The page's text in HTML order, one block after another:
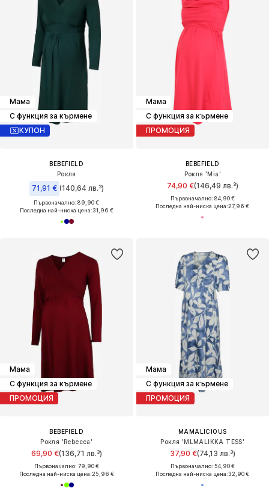
Мама
С функция за кърмене
КУПОН
BEBEFIELD
Рокля
71,91 € (140,64 лв.³)
Първоначално: 89,90 €
Последна най-ниска цена:31,96 €
Мама
С функция за кърмене
ПРОМОЦИЯ
BEBEFIELD
Рокля 'Mia'
74,90 €(146,49 лв.³)
Първоначално: 84,90 €
Последна най-ниска цена:27,96 €
Мама
С функция за кърмене
ПРОМОЦИЯ
BEBEFIELD
Рокля 'Rebecca'
69,90 €(136,71 лв.³)
Първоначално: 79,90 €
Последна най-ниска цена:25,96 €
Мама
С функция за кърмене
ПРОМОЦИЯ
MAMALICIOUS
Рокля 'MLMALIKKA TESS'
37,90 €(74,13 лв.³)
Първоначално: 54,90 €
Последна най-ниска цена:32,90 €